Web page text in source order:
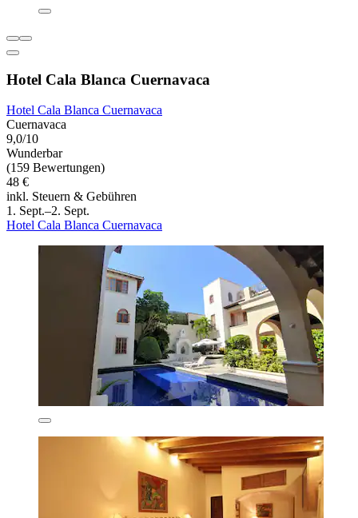
Hotel Cala Blanca Cuernavaca
Hotel Cala Blanca Cuernavaca
Cuernavaca
9,0/10
Wunderbar
(159 Bewertungen)
48 €
inkl. Steuern & Gebühren
1. Sept.–2. Sept.
Hotel Cala Blanca Cuernavaca